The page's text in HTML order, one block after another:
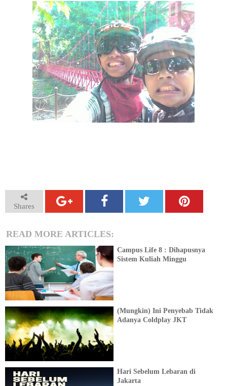
Shares
READ MORE ARTICLES:
Campus Life 8 : Dihapusnya
Sistem Kuliah Minggu
(Mungkin) Ini Penyebab Tidak
Adanya Coldplay JKT
Hari Sebelum Lebaran di
Jakarta